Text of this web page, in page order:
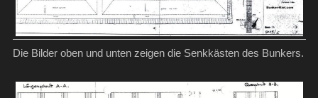
Die Bilder oben und unten zeigen die Senkkästen des Bunkers.